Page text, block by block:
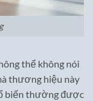
thể không nói
thương hiệu này
biến thường được